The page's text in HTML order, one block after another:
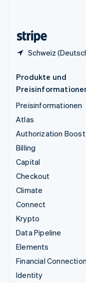
Schweiz
Produkte und
Preisinformationen
Atlas
Authorization Boost
Billing
Capital
Checkout
Climate
Connect
Krypto
Data Pipeline
Elements
Financial
Identity